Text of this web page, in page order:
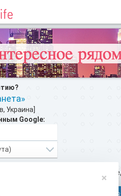
Украина]
Google:
и добавляйте свои интересные
×